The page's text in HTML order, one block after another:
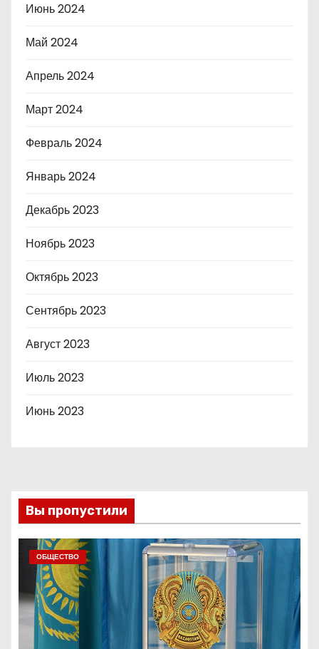
Июнь 2024
Май 2024
Апрель 2024
Март 2024
Февраль 2024
Январь 2024
Декабрь 2023
Ноябрь 2023
Октябрь 2023
Сентябрь 2023
Август 2023
Июль 2023
Июнь 2023
Вы пропустили
ОБЩЕСТВО